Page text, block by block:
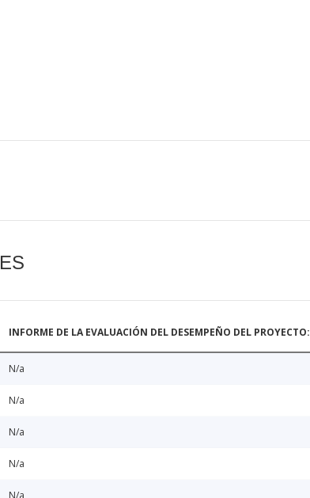
INFORME DE LA EVALUACIÓN DEL DESEMPEÑO DEL PROYECTO:
N/a
N/a
N/a
N/a